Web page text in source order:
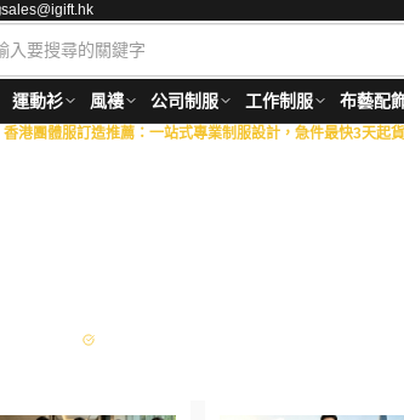
sales@igift.hk
運動衫 風褸 公司制服 工作制服 布藝配
香港團體服訂造推薦：一站式專業制服設計，急件最快3天起